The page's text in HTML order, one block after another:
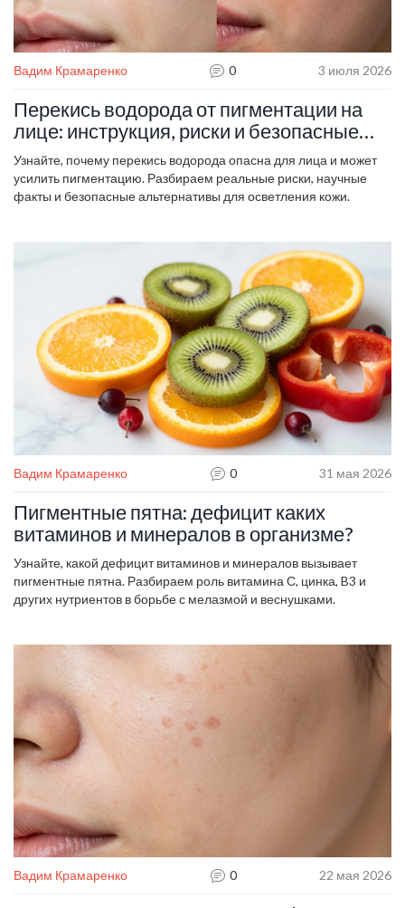
Вадим Крамаренко 0 3 июля 2026
Перекись водорода от пигментации на
лице: инструкция, риски и безопасные
альтернативы
Узнайте, почему перекись водорода опасна для лица и может
усилить пигментацию. Разбираем реальные риски, научные
факты и безопасные альтернативы для осветления кожи.
Вадим Крамаренко 0 31 мая 2026
Пигментные пятна: дефицит каких
витаминов и минералов в организме?
Узнайте, какой дефицит витаминов и минералов вызывает
пигментные пятна. Разбираем роль витамина С, цинка, B3 и
других нутриентов в борьбе с мелазмой и веснушками.
Вадим Крамаренко 0 22 мая 2026